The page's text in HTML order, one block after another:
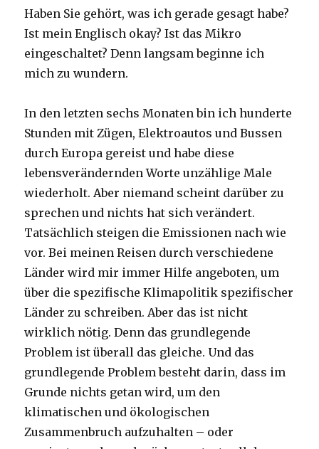
Haben Sie gehört, was ich gerade gesagt habe?
Ist mein Englisch okay? Ist das Mikro
eingeschaltet? Denn langsam beginne ich
mich zu wundern.
In den letzten sechs Monaten bin ich hunderte
Stunden mit Zügen, Elektroautos und Bussen
durch Europa gereist und habe diese
lebensverändernden Worte unzählige Male
wiederholt. Aber niemand scheint darüber zu
sprechen und nichts hat sich verändert.
Tatsächlich steigen die Emissionen nach wie
vor. Bei meinen Reisen durch verschiedene
Länder wird mir immer Hilfe angeboten, um
über die spezifische Klimapolitik spezifischer
Länder zu schreiben. Aber das ist nicht
wirklich nötig. Denn das grundlegende
Problem ist überall das gleiche. Und das
grundlegende Problem besteht darin, dass im
Grunde nichts getan wird, um den
klimatischen und ökologischen
Zusammenbruch aufzuhalten – oder